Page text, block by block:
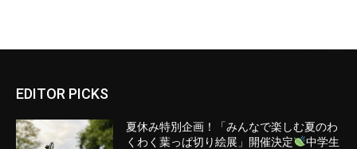
EDITOR PICKS
夏休み特別企画！「みんなで楽しむ夏のわ
くわく葉っぱ切り絵展」開催決定
中学生